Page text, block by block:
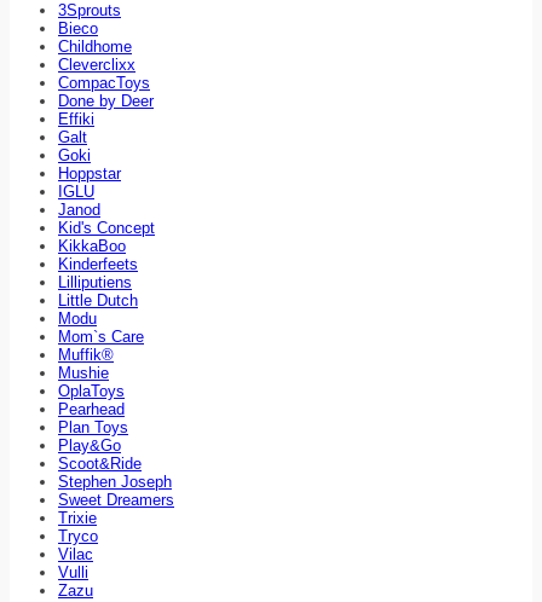
3Sprouts
Bieco
Childhome
Cleverclixx
CompacToys
Done by Deer
Effiki
Galt
Goki
Hoppstar
IGLU
Janod
Kid's Concept
KikkaBoo
Kinderfeets
Lilliputiens
Little Dutch
Modu
Mom`s Care
Muffik®
Mushie
OplaToys
Pearhead
Plan Toys
Play&Go
Scoot&Ride
Stephen Joseph
Sweet Dreamers
Trixie
Tryco
Vilac
Vulli
Zazu